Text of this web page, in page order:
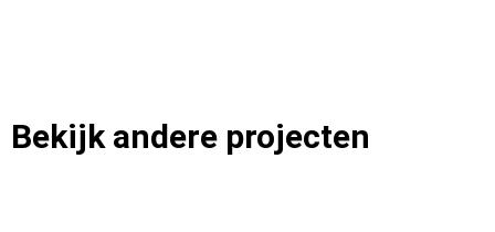
Bekijk andere projecten